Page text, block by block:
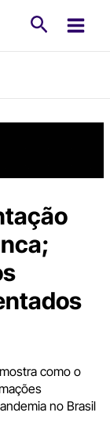
como o
no Brasil